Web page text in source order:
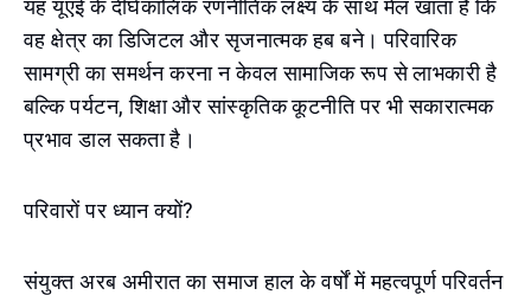
यह यूएई के दीर्घकालिक रणनीतिक लक्ष्य के साथ मेल खाता है कि
वह क्षेत्र का डिजिटल और सृजनात्मक हब बने। परिवारिक
सामग्री का समर्थन करना न केवल सामाजिक रूप से लाभकारी है
बल्कि पर्यटन, शिक्षा और सांस्कृतिक कूटनीति पर भी सकारात्मक
प्रभाव डाल सकता है।
परिवारों पर ध्यान क्यों?
संयुक्त अरब अमीरात का समाज हाल के वर्षों में महत्वपूर्ण परिवर्तन